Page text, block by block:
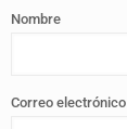
Nombre
Correo electrónico